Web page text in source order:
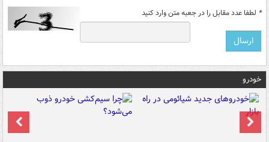
* لطفا عدد مقابل را در جعبه متن وارد کنید
خودرو